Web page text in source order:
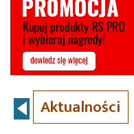
Aktualności